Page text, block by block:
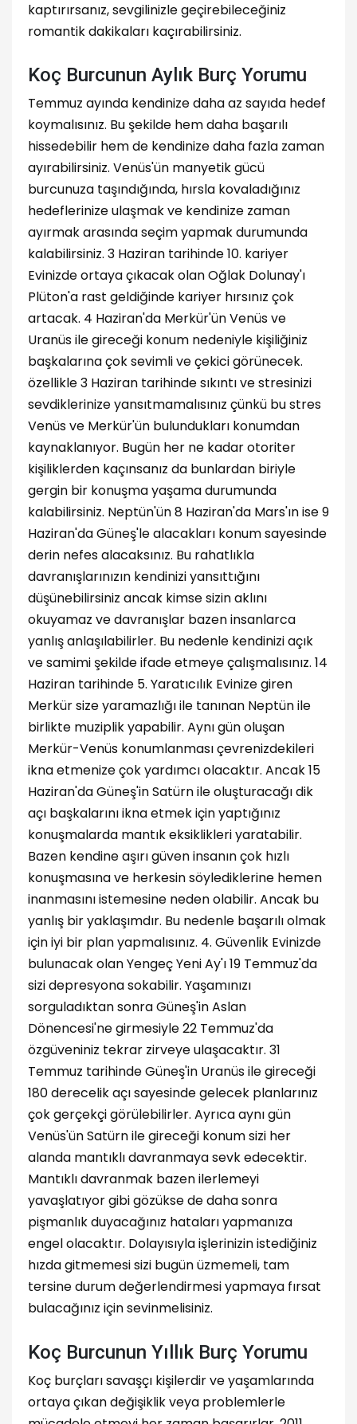
kaptırırsanız, sevgilinizle geçirebileceğiniz
romantik dakikaları kaçırabilirsiniz.
Koç Burcunun Aylık Burç Yorumu
Temmuz ayında kendinize daha az sayıda hedef
koymalısınız. Bu şekilde hem daha başarılı
hissedebilir hem de kendinize daha fazla zaman
ayırabilirsiniz. Venüs'ün manyetik gücü
burcunuza taşındığında, hırsla kovaladığınız
hedeflerinize ulaşmak ve kendinize zaman
ayırmak arasında seçim yapmak durumunda
kalabilirsiniz. 3 Haziran tarihinde 10. kariyer
Evinizde ortaya çıkacak olan Oğlak Dolunay'ı
Plüton'a rast geldiğinde kariyer hırsınız çok
artacak. 4 Haziran'da Merkür'ün Venüs ve
Uranüs ile gireceği konum nedeniyle kişiliğiniz
başkalarına çok sevimli ve çekici görünecek.
özellikle 3 Haziran tarihinde sıkıntı ve stresinizi
sevdiklerinize yansıtmamalısınız çünkü bu stres
Venüs ve Merkür'ün bulundukları konumdan
kaynaklanıyor. Bugün her ne kadar otoriter
kişiliklerden kaçınsanız da bunlardan biriyle
gergin bir konuşma yaşama durumunda
kalabilirsiniz. Neptün'ün 8 Haziran'da Mars'ın ise 9
Haziran'da Güneş'le alacakları konum sayesinde
derin nefes alacaksınız. Bu rahatlıkla
davranışlarınızın kendinizi yansıttığını
düşünebilirsiniz ancak kimse sizin aklını
okuyamaz ve davranışlar bazen insanlarca
yanlış anlaşılabilirler. Bu nedenle kendinizi açık
ve samimi şekilde ifade etmeye çalışmalısınız. 14
Haziran tarihinde 5. Yaratıcılık Evinize giren
Merkür size yaramazlığı ile tanınan Neptün ile
birlikte muziplik yapabilir. Aynı gün oluşan
Merkür-Venüs konumlanması çevrenizdekileri
ikna etmenize çok yardımcı olacaktır. Ancak 15
Haziran'da Güneş'in Satürn ile oluşturacağı dik
açı başkalarını ikna etmek için yaptığınız
konuşmalarda mantık eksiklikleri yaratabilir.
Bazen kendine aşırı güven insanın çok hızlı
konuşmasına ve herkesin söylediklerine hemen
inanmasını istemesine neden olabilir. Ancak bu
yanlış bir yaklaşımdır. Bu nedenle başarılı olmak
için iyi bir plan yapmalısınız. 4. Güvenlik Evinizde
bulunacak olan Yengeç Yeni Ay'ı 19 Temmuz'da
sizi depresyona sokabilir. Yaşamınızı
sorguladıktan sonra Güneş'in Aslan
Dönencesi'ne girmesiyle 22 Temmuz'da
özgüveniniz tekrar zirveye ulaşacaktır. 31
Temmuz tarihinde Güneş'in Uranüs ile gireceği
180 derecelik açı sayesinde gelecek planlarınız
çok gerçekçi görülebilirler. Ayrıca aynı gün
Venüs'ün Satürn ile gireceği konum sizi her
alanda mantıklı davranmaya sevk edecektir.
Mantıklı davranmak bazen ilerlemeyi
yavaşlatıyor gibi gözükse de daha sonra
pişmanlık duyacağınız hataları yapmanıza
engel olacaktır. Dolayısıyla işlerinizin istediğiniz
hızda gitmemesi sizi bugün üzmemeli, tam
tersine durum değerlendirmesi yapmaya fırsat
bulacağınız için sevinmelisiniz.
Koç Burcunun Yıllık Burç Yorumu
Koç burçları savaşçı kişilerdir ve yaşamlarında
ortaya çıkan değişiklik veya problemlerle